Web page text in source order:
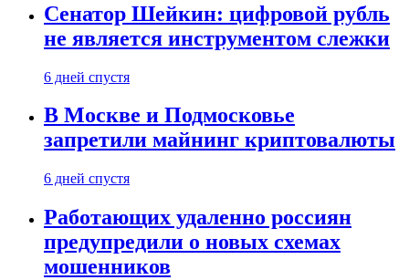
Сенатор Шейкин: цифровой рубль
не является инструментом слежки
6 дней спустя
В Москве и Подмосковье
запретили майнинг криптовалюты
6 дней спустя
Работающих удаленно россиян
предупредили о новых схемах
мошенников